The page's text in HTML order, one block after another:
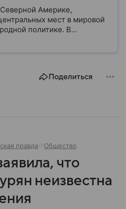
Америке,
мест в мировой
политике. В
об этой стране.
Поделиться
правда Общество
что
неизвестна